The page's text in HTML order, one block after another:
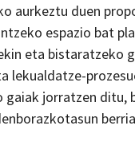
aurkeztu duen
espazio bat
eta bistaratzeko
lekualdatze-
jorratzen ditu,